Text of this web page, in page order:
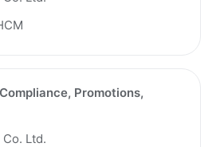
Promotions,
Ltd.